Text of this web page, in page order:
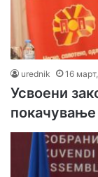
urednik 16
Усвоени
покачување